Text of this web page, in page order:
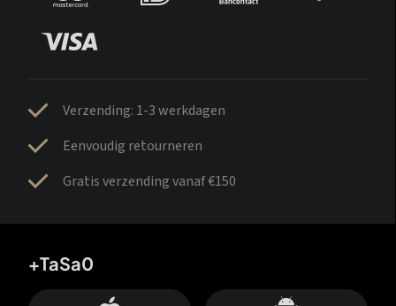
Verzending: 1-3 werkdagen
Eenvoudig retourneren
Gratis verzending vanaf €150
+TaSa0